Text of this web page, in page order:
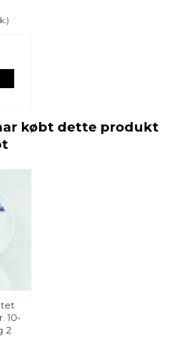
købt dette produkt
10-
2